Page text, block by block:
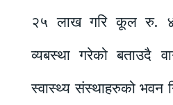
२५ लाख गरि कूल रु.
व्यबस्था गरेको बताउदै
स्वास्थ्य संस्थाहरुको भवन